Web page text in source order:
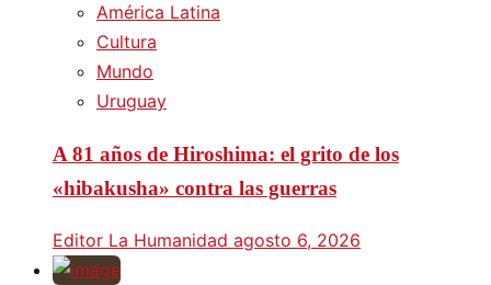
América Latina
Cultura
Mundo
Uruguay
A 81 años de Hiroshima: el grito de los
«hibakusha» contra las guerras
Editor La Humanidad agosto 6, 2026